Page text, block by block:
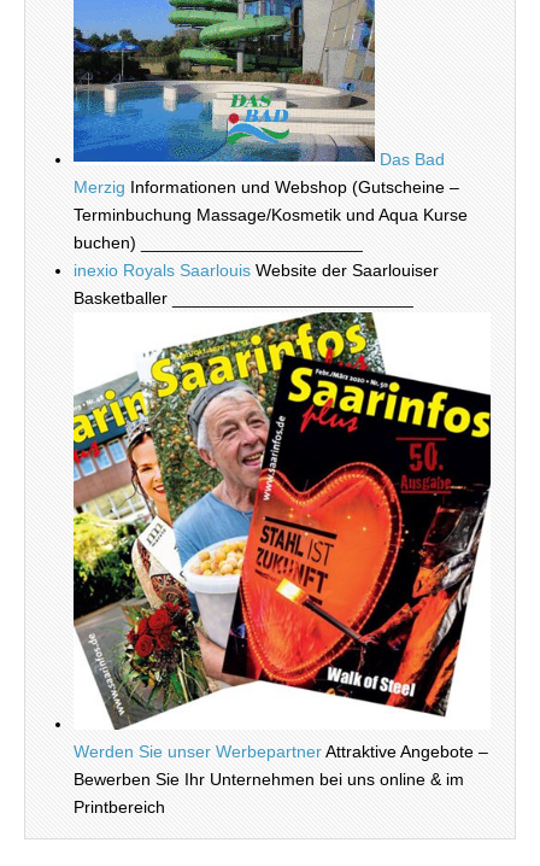
Das Bad
Merzig Informationen und Webshop (Gutscheine –
Terminbuchung Massage/Kosmetik und Aqua Kurse
buchen) _______________________
inexio Royals Saarlouis Website der Saarlouiser
Basketballer _________________________
Werden Sie unser WerbepartnerAttraktive Angebote –
Bewerben Sie Ihr Unternehmen bei uns online & im
Printbereich